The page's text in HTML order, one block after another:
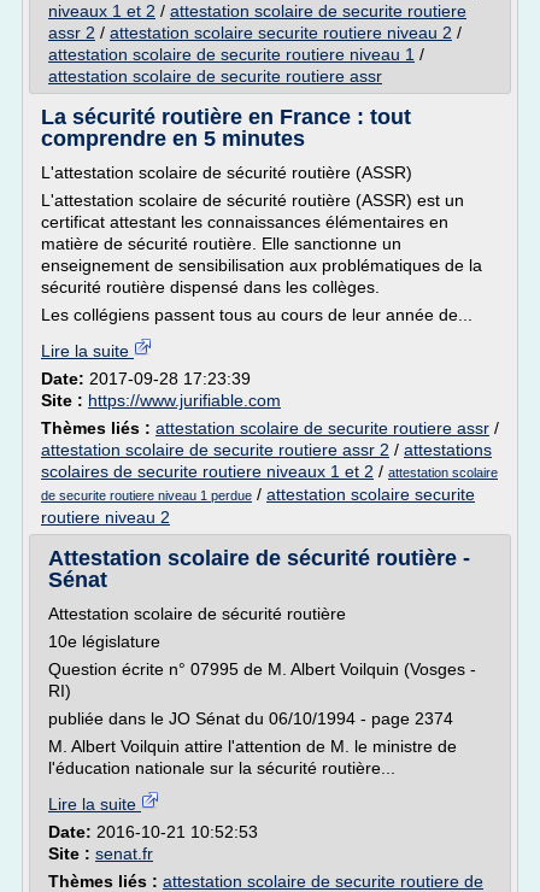
niveaux 1 et 2 / attestation scolaire de securite routiere
assr 2 / attestation scolaire securite routiere niveau 2 /
attestation scolaire de securite routiere niveau 1 /
attestation scolaire de securite routiere assr
La sécurité routière en France : tout
comprendre en 5 minutes
L'attestation scolaire de sécurité routière (ASSR)
L'attestation scolaire de sécurité routière (ASSR) est un
certificat attestant les connaissances élémentaires en
matière de sécurité routière. Elle sanctionne un
enseignement de sensibilisation aux problématiques de la
sécurité routière dispensé dans les collèges.
Les collégiens passent tous au cours de leur année de...
Lire la suite
Date: 2017-09-28 17:23:39
Site : https://www.jurifiable.com
Thèmes liés : attestation scolaire de securite routiere assr /
attestation scolaire de securite routiere assr 2 / attestations
scolaires de securite routiere niveaux 1 et 2 / attestation scolaire
de securite routiere niveau 1 perdue / attestation scolaire securite
routiere niveau 2
Attestation scolaire de sécurité routière -
Sénat
Attestation scolaire de sécurité routière
10e législature
Question écrite n° 07995 de M. Albert Voilquin (Vosges -
RI)
publiée dans le JO Sénat du 06/10/1994 - page 2374
M. Albert Voilquin attire l'attention de M. le ministre de
l'éducation nationale sur la sécurité routière...
Lire la suite
Date: 2016-10-21 10:52:53
Site : senat.fr
Thèmes liés : attestation scolaire de securite routiere de